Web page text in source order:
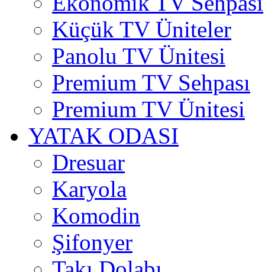
Küçük TV Üniteler
Panolu TV Ünitesi
Premium TV Sehpası
Premium TV Ünitesi
YATAK ODASI
Dresuar
Karyola
Komodin
Şifonyer